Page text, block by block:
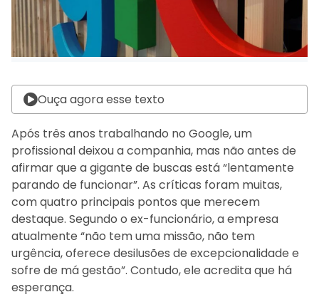
Ouça agora esse texto
Após três anos trabalhando no Google, um
profissional deixou a companhia, mas não antes de
afirmar que a gigante de buscas está “lentamente
parando de funcionar”. As críticas foram muitas,
com quatro principais pontos que merecem
destaque. Segundo o ex-funcionário, a empresa
atualmente “não tem uma missão, não tem
urgência, oferece desilusões de excepcionalidade e
sofre de má gestão”. Contudo, ele acredita que há
esperança.